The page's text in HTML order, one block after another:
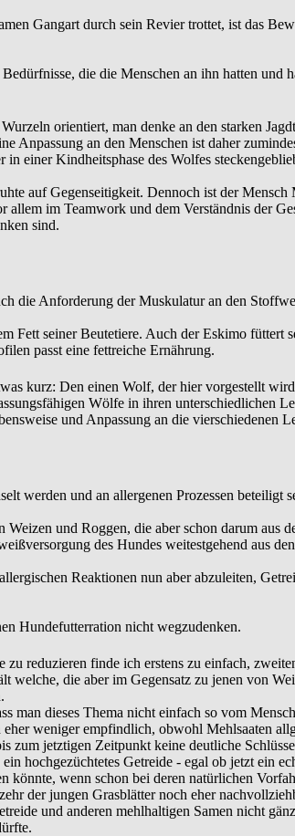
Gangart durch sein Revier trottet, ist das
die die Menschen an ihn hatten und
orientiert, man denke an den starken
Anpassung an den Menschen ist daher
einer Kindheitsphase des Wolfes
auf Gegenseitigkeit. Dennoch ist der
im Teamwork und dem Verständnis der
sind.
die Anforderung der Muskulatur an den
Fett seiner Beutetiere. Auch der Eskimo füttert
passt eine fettreiche Ernährung.
kurz: Den einen Wolf, der hier vorgestellt
Wölfe in ihren unterschiedlichen
und Anpassung an die vierschiedenen
werden und an allergenen Prozessen beteiligt
und Roggen, die aber schon darum aus
des Hundes weitestgehend aus
Reaktionen nun aber abzuleiten,
Hundefutterration nicht wegzudenken.
reduzieren finde ich erstens zu einfach,
welche, die aber im Gegensatz zu jenen von
man dieses Thema nicht einfach so vom
weniger empfindlich, obwohl Mehlsaaten
zum jetztigen Zeitpunkt keine deutliche
hochgezüchtetes Getreide - egal ob jetzt ein
wenn schon bei deren natürlichen
der jungen Grasblätter noch eher
und anderen mehlhaltigen Samen nicht